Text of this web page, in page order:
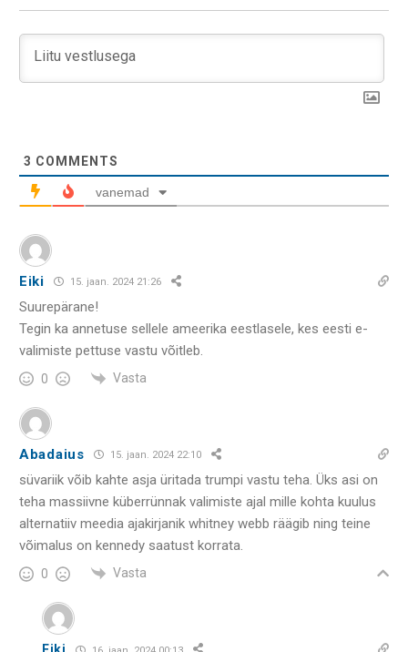
3 COMMENTS
vanemad
Eiki 15. jaan. 2024 21:26
Suurepärane!
Tegin ka annetuse sellele ameerika eestlasele, kes eesti e-
valimiste pettuse vastu võitleb.
0 Vasta
Abadaius 15. jaan. 2024 22:10
süvariik võib kahte asja üritada trumpi vastu teha. Üks asi on
teha massiivne küberrünnak valimiste ajal mille kohta kuulus
alternatiiv meedia ajakirjanik whitney webb räägib ning teine
võimalus on kennedy saatust korrata.
0 Vasta